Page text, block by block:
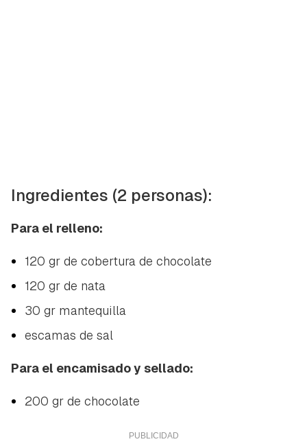
Ingredientes (2 personas):
Para el relleno:
120 gr de cobertura de chocolate
120 gr de nata
30 gr mantequilla
escamas de sal
Para el encamisado y sellado:
200 gr de chocolate